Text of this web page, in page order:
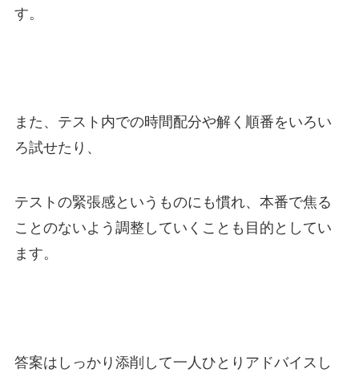
す。
また、テスト内での時間配分や解く順番をいろい
ろ試せたり、
テストの緊張感というものにも慣れ、本番で焦る
ことのないよう調整していくことも目的としてい
ます。
答案はしっかり添削して一人ひとりアドバイスし